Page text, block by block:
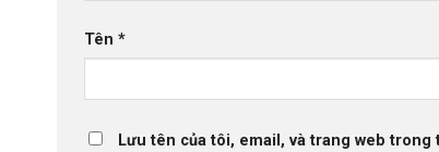
Tên *
Lưu tên của tôi, email, và trang web